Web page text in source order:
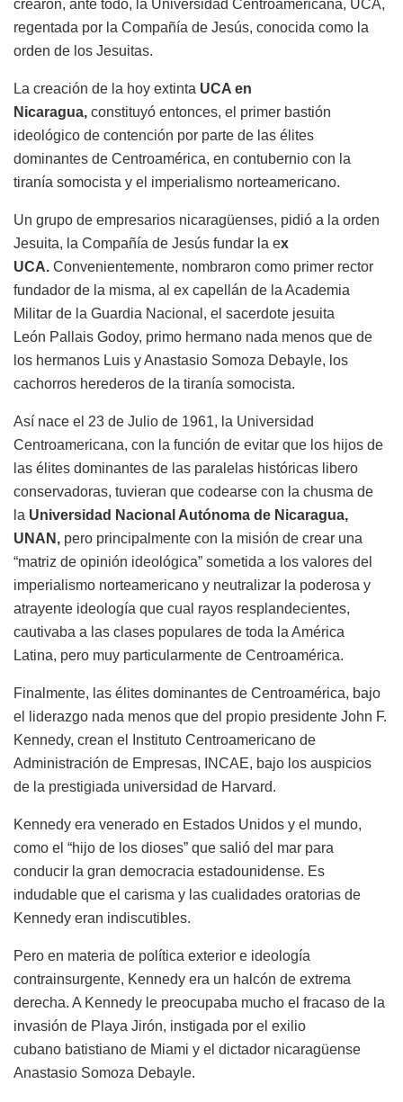
crearon, ante todo, la Universidad Centroamericana, UCA,
regentada por la Compañía de Jesús, conocida como la
orden de los Jesuitas.
La creación de la hoy extinta UCA en
Nicaragua, constituyó entonces, el primer bastión
ideológico de contención por parte de las élites
dominantes de Centroamérica, en contubernio con la
tiranía somocista y el imperialismo norteamericano.
Un grupo de empresarios nicaragüenses, pidió a la orden
Jesuita, la Compañía de Jesús fundar la ex
UCA. Convenientemente, nombraron como primer rector
fundador de la misma, al ex capellán de la Academia
Militar de la Guardia Nacional, el sacerdote jesuita
León Pallais Godoy, primo hermano nada menos que de
los hermanos Luis y Anastasio Somoza Debayle, los
cachorros herederos de la tiranía somocista.
Así nace el 23 de Julio de 1961, la Universidad
Centroamericana, con la función de evitar que los hijos de
las élites dominantes de las paralelas históricas libero
conservadoras, tuvieran que codearse con la chusma de
la Universidad Nacional Autónoma de Nicaragua,
UNAN, pero principalmente con la misión de crear una
“matriz de opinión ideológica” sometida a los valores del
imperialismo norteamericano y neutralizar la poderosa y
atrayente ideología que cual rayos resplandecientes,
cautivaba a las clases populares de toda la América
Latina, pero muy particularmente de Centroamérica.
Finalmente, las élites dominantes de Centroamérica, bajo
el liderazgo nada menos que del propio presidente John F.
Kennedy, crean el Instituto Centroamericano de
Administración de Empresas, INCAE, bajo los auspicios
de la prestigiada universidad de Harvard.
Kennedy era venerado en Estados Unidos y el mundo,
como el “hijo de los dioses” que salió del mar para
conducir la gran democracia estadounidense. Es
indudable que el carisma y las cualidades oratorias de
Kennedy eran indiscutibles.
Pero en materia de política exterior e ideología
contrainsurgente, Kennedy era un halcón de extrema
derecha. A Kennedy le preocupaba mucho el fracaso de la
invasión de Playa Jirón, instigada por el exilio
cubano batistiano de Miami y el dictador nicaragüense
Anastasio Somoza Debayle.